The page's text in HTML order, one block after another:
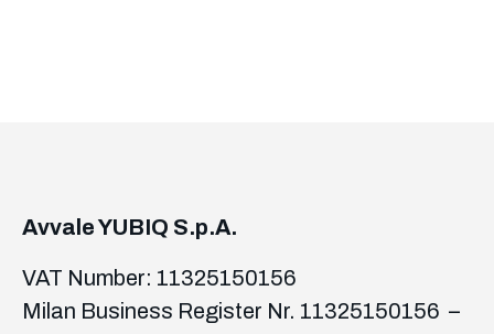
Avvale YUBIQ S.p.A.
VAT Number: 11325150156
Milan Business Register Nr. 11325150156 –